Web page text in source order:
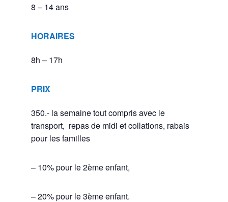
8 – 14 ans
HORAIRES
8h – 17h
PRIX
350.- la semaine tout compris avec le
transport, repas de midi et collations, rabais
pour les familles
– 10% pour le 2ème enfant,
– 20% pour le 3ème enfant.